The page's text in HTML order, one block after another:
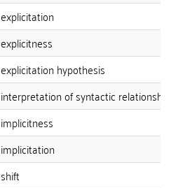
explicitation
explicitness
explicitation hypothesis
interpretation of syntactic
implicitness
implicitation
shift